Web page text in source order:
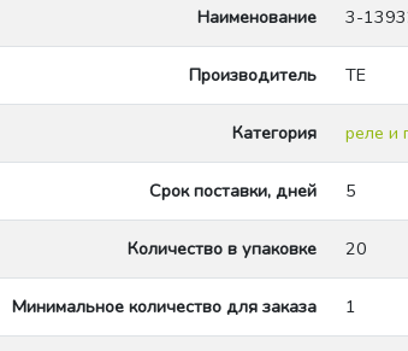
Наименование 3-
Производитель TE
Категория реле и
Срок поставки, дней 5
Количество в упаковке 20
Минимальное количество для заказа 1